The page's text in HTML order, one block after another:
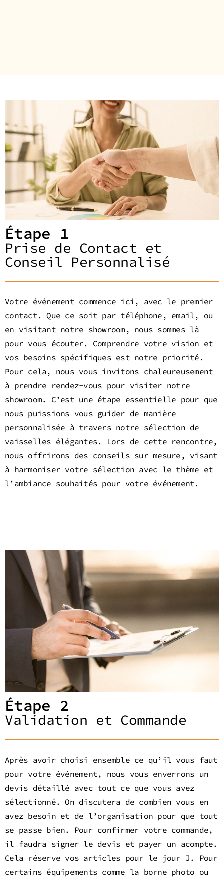
Étape 1
Prise de Contact et
Conseil Personnalisé
Votre événement commence ici, avec le premier
contact. Que ce soit par téléphone, email, ou
en visitant notre showroom, nous sommes là
pour vous écouter. Comprendre votre vision et
vos besoins spécifiques est notre priorité.
Pour cela, nous vous invitons chaleureusement
à prendre rendez-vous pour visiter notre
showroom. C’est une étape essentielle pour que
nous puissions vous guider de manière
personnalisée à travers notre sélection de
vaisselles élégantes. Lors de cette rencontre,
nous offrirons des conseils sur mesure, visant
à harmoniser votre sélection avec le thème et
l’ambiance souhaités pour votre événement.
Étape 2
Validation et Commande
Après avoir choisi ensemble ce qu’il vous faut
pour votre événement, nous vous enverrons un
devis détaillé avec tout ce que vous avez
sélectionné. On discutera de combien vous en
avez besoin et de l’organisation pour que tout
se passe bien. Pour confirmer votre commande,
il faudra signer le devis et payer un acompte.
Cela réserve vos articles pour le jour J. Pour
certains équipements comme la borne photo ou